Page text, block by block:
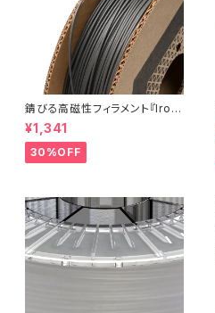
錆びる高磁性フィラメント『Iron
-filled Metal Composite P
LA』：お試しサンプル 10M
¥1,341
30%OFF